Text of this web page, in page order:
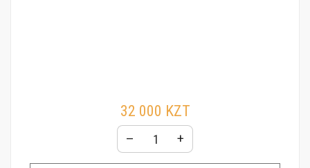
32 000 KZT
– +